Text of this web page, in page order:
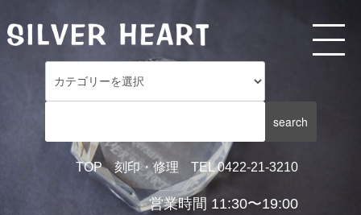
TOP 刻印・修理 TEL 0422-21-3210
営業時間 11:30〜19:00